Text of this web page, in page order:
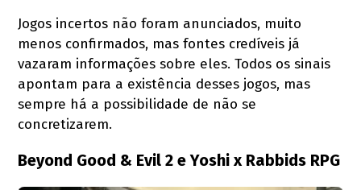
Jogos incertos não foram anunciados, muito
menos confirmados, mas fontes credíveis já
vazaram informações sobre eles. Todos os sinais
apontam para a existência desses jogos, mas
sempre há a possibilidade de não se
concretizarem.
Beyond Good & Evil 2 e Yoshi x Rabbids RPG